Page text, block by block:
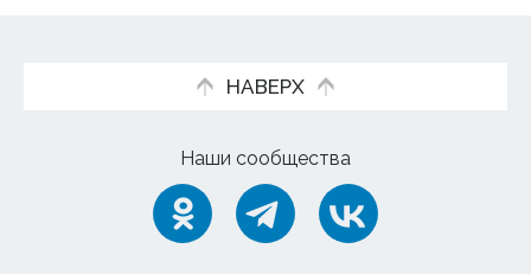
НАВЕРХ
Наши сообщества